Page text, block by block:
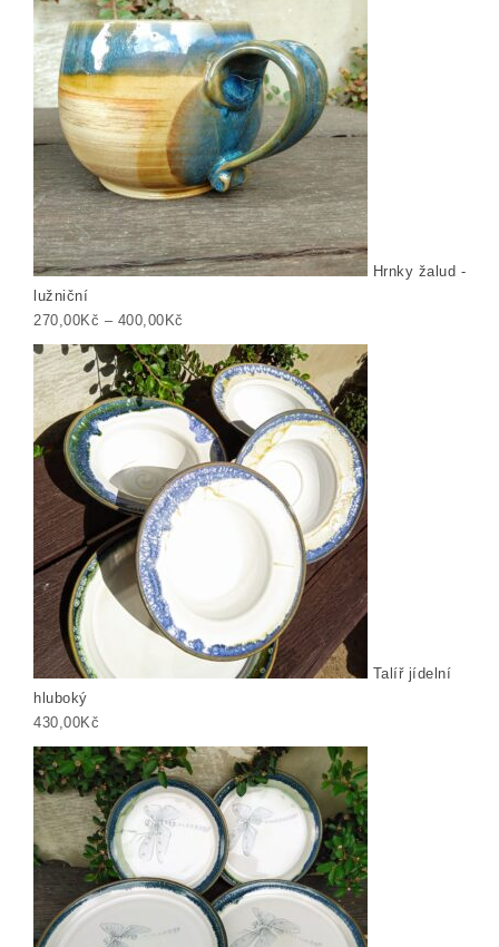
Hrnky žalud -
lužniční
270,00Kč – 400,00 Kč
Talíř jídelní
hluboký
430,00Kč